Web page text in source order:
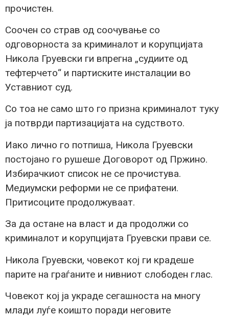
прочистен.
Соочен со страв од соочување со
одговорноста за криминалот и корупцијата
Никола Груевски ги впрегна „судиите од
тефтерчето“ и партиските инсталации во
Уставниот суд.
Со тоа не само што го призна криминалот туку
ја потврди партизацијата на судството.
Иако лично го потпиша, Никола Груевски
постојано го рушеше Договорот од Пржино.
Избирачкиот список не се прочистува.
Медиумски реформи не се прифатени.
Притисоците продолжуваат.
За да остане на власт и да продолжи со
криминалот и корупцијата Груевски прави се.
Никола Груевски, човекот кој ги крадеше
парите на граѓаните и нивниот слободен глас.
Човекот кој ја украде сегашноста на многу
млади луѓе коишто поради неговите